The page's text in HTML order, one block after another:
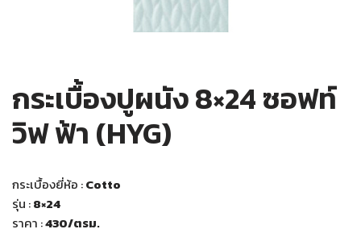
กระเบื้องปูผนัง 8×24 ซอฟท์
วิฟ ฟ้า (HYG)
กระเบื้องยี่ห้อ :Cotto
รุ่น :8×24
ราคา :430/ตรม.